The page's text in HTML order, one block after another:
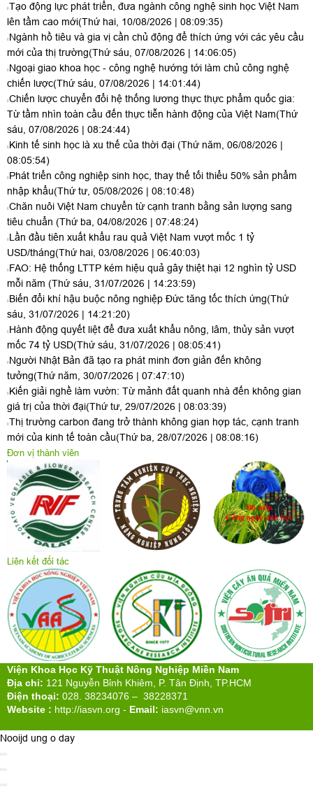
Tạo ra những cộng đồng thịnh vượng.
Và tạo ra những miền quê đáng sống cho các thế hệ mai sau.
Theo Luagaovietnam.
Số lần xem: 107
[ BÀI VIẾT LIÊN QUAN ]
Hội nghị thường niên lần thứ 23 Liên hợp Thư viện Việt Nam về
nguồn tin khoa học và công nghệ
Tạo động lực phát triển, đưa ngành công nghệ sinh học Việt Nam
lên tầm cao mới (Thứ hai, 10/08/2026 | 08:09:35)
Ngành hồ tiêu và gia vị cần chủ động để thích ứng với các yêu cầu
mới của thị trường(Thứ sáu, 07/08/2026 | 14:06:05)
Ngoại giao khoa học - công nghệ hướng tới làm chủ công nghệ
chiến lược(Thứ sáu, 07/08/2026 | 14:01:44)
Chiến lược chuyển đổi hệ thống lương thực thực phẩm quốc gia:
Từ tầm nhìn toàn cầu đến thực tiễn hành động của Việt Nam
sáu, 07/08/2026 | 08:24:44)
Kinh tế sinh học là xu thế của thời đại
08:05:54)
Phát triển công nghiệp sinh học, thay thế tối thiểu 50% sản phẩm
nhập khẩu(Thứ tư, 05/08/2026 | 08:10:48)
Chăn nuôi Việt Nam chuyển từ cạnh tranh bằng sản lượng sang
tiêu chuẩn(Thứ ba, 04/08/2026 | 07:48:24)
Lần đầu tiên xuất khẩu rau quả Việt Nam vượt mốc 1 tỷ
USD/tháng (Thứ hai, 03/08/2026 | 06:40:03)
FAO: Hệ thống LTTP kém hiệu quả gây thiệt hại 12 nghìn tỷ USD
mỗi năm(Thứ sáu, 31/07/2026 | 14:23:59)
Biến đổi khí hậu buộc nông nghiệp Đức tăng tốc thích ứng(Thứ
sáu, 31/07/2026 | 14:21:20)
Hành động quyết liệt để đưa xuất khẩu nông, lâm, thủy sản vượt
mốc 74 tỷ USD
(Thứ sáu, 31/07/2026 | 08:05:41)
Người Nhật Bản đã tạo ra phát minh đơn giản đến không
(Thứ năm, 30/07/2026 | 07:47:10)
Kiến giải nghề làm vườn: Từ mảnh đất quanh nhà đến không gian
giá trị của thời đại(Thứ tư, 29/07/2026 | 08:03:39)
Thị trường carbon đang trở thành không gian hợp tác, cạnh tranh
mới của kinh tế toàn cầu(Thứ ba, 28/07/2026 | 08:08:16)
Đơn vị thành viên
Liên kết đối tác